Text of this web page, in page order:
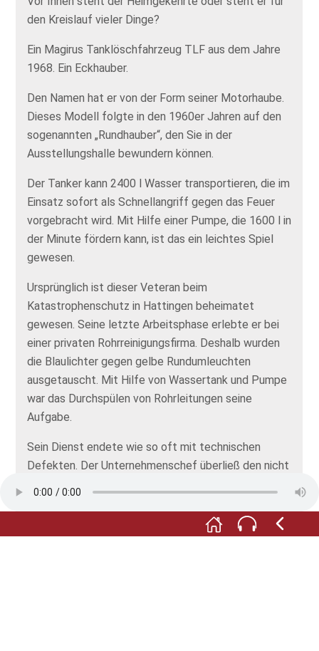
den Kreislauf vieler Dinge?
Ein Magirus Tanklöschfahrzeug TLF aus dem Jahre
1968. Ein Eckhauber.
Den Namen hat er von der Form seiner Motorhaube.
Dieses Modell folgte in den 1960er Jahren auf den
sogenannten „Rundhauber“, den Sie in der
Ausstellungshalle bewundern können.
Der Tanker kann 2400 l Wasser transportieren, die im
Einsatz sofort als Schnellangriff gegen das Feuer
vorgebracht wird. Mit Hilfe einer Pumpe, die 1600 l in
der Minute fördern kann, ist das ein leichtes Spiel
gewesen.
Ursprünglich ist dieser Veteran beim
Katastrophenschutz in Hattingen beheimatet
gewesen. Seine letzte Arbeitsphase erlebte er bei
einer privaten Rohrreinigungsfirma. Deshalb wurden
die Blaulichter gegen gelbe Rundumleuchten
ausgetauscht. Mit Hilfe von Wassertank und Pumpe
war das Durchspülen von Rohrleitungen seine
Aufgabe.
Sein Dienst endete wie so oft mit technischen
Defekten. Der Unternehmenschef überließ den nicht
Erst dabei stellt sich heraus, dass das TLF seine
Laufbahn auch in Hattingen begonnen hat.